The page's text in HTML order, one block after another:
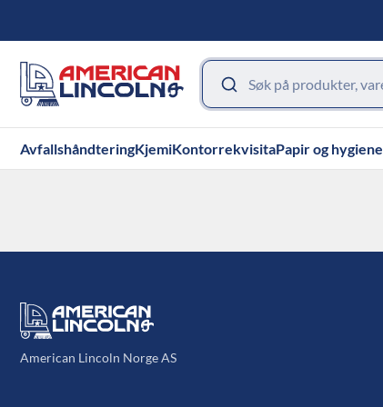
AvfallshåndteringKjemiKontorrekvisitaPapir og hygiene
American Lincoln Norge AS